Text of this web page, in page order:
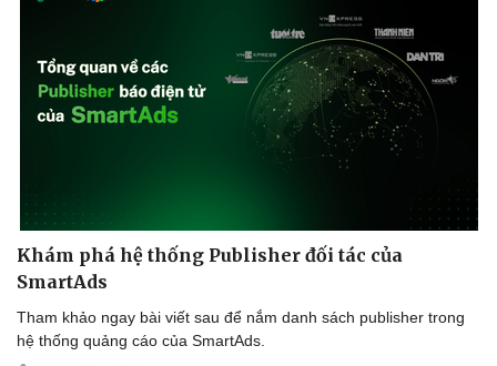
Khám phá hệ thống Publisher đối tác của
SmartAds
Tham khảo ngay bài viết sau để nắm danh sách publisher trong
hệ thống quảng cáo của SmartAds.